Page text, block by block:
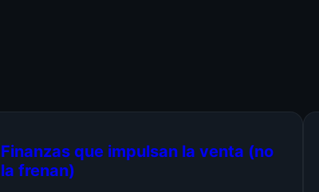
Finanzas que impulsan la venta (no
la frenan)